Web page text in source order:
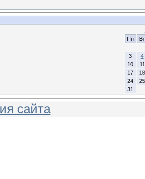
Пн
Вт
3
4
10
11
17
18
24
25
31
сайта